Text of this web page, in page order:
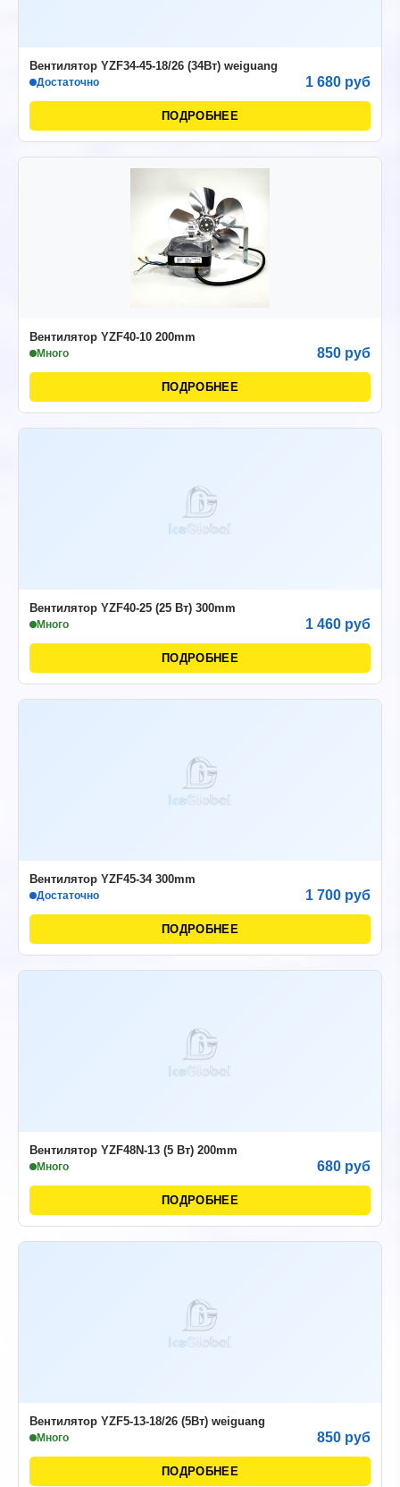
Вентилятор YZF34-45-18/26 (34Вт) weiguang
Достаточно 1 680 руб
ПОДРОБНЕЕ
Вентилятор YZF40-10 200mm
Много 850 руб
ПОДРОБНЕЕ
Вентилятор YZF40-25 (25 Вт) 300mm
Много 1 460 руб
ПОДРОБНЕЕ
Вентилятор YZF45-34 300mm
Достаточно 1 700 руб
ПОДРОБНЕЕ
Вентилятор YZF48N-13 (5 Вт) 200mm
Много 680 руб
ПОДРОБНЕЕ
Вентилятор YZF5-13-18/26 (5Вт) weiguang
Много 850 руб
ПОДРОБНЕЕ